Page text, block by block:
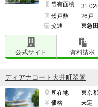
専有面積
総戸数
26戸
交通
東急
公式サイト 資料請求
ディアナコート大井町翠景
所在地
東京
価格
未定